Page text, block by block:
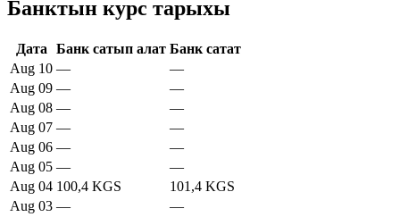
Банктын курс тарыхы
Дата Банк сатып алат Банк сатат
Aug 10 —
—
Aug 09 —
—
Aug 08 —
—
Aug 07 —
—
Aug 06 —
—
Aug 05 —
—
Aug 04 100,4 KGS
101,4 KGS
Aug 03 —
—